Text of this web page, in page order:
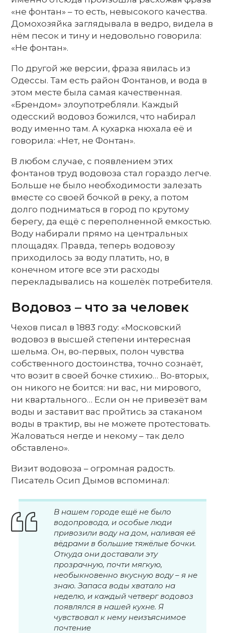
«не фонтан» – то есть, невысокого качества.
Домохозяйка заглядывала в ведро, видела в
нём песок и тину и недовольно говорила:
«Не фонтан».
По другой же версии, фраза явилась из
Одессы. Там есть район Фонтанов, и вода в
этом месте была самая качественная.
«Брендом» злоупотребляли. Каждый
одесский водовоз божился, что набирал
воду именно там. А кухарка нюхала её и
говорила: «Нет, не Фонтан».
В любом случае, с появлением этих
фонтанов труд водовоза стал гораздо легче.
Больше не было необходимости залезать
вместе со своей бочкой в реку, а потом
долго подниматься в город по крутому
берегу, да ещё с переполненной емкостью.
Воду набирали прямо на центральных
площадях. Правда, теперь водовозу
приходилось за воду платить, но, в
конечном итоге все эти расходы
перекладывались на кошелёк потребителя.
Водовоз – что за человек
Чехов писал в 1883 году: «Московский
водовоз в высшей степени интересная
шельма. Он, во-первых, полон чувства
собственного достоинства, точно сознаёт,
что возит в своей бочке стихию… Во-вторых,
он никого не боится: ни вас, ни мирового,
ни квартального… Если он не привезёт вам
воды и заставит вас пройтись за стаканом
воды в трактир, вы не можете протестовать.
Жаловаться негде и некому – так дело
обставлено».
Визит водовоза – огромная радость.
Писатель Осип Дымов вспоминал:
В нашем городе ещё не было
водопровода, и особые люди
привозили воду на дом, наливая её
вёдрами в большие тяжёлые бочки.
Откуда они доставали эту
прозрачную, почти мягкую,
необыкновенно вкусную воду – я не
знаю. Запаса воды хватало на
неделю, и каждый четверг водовоз
появлялся в нашей кухне. Я
чувствовал к нему неизъяснимое
почтение